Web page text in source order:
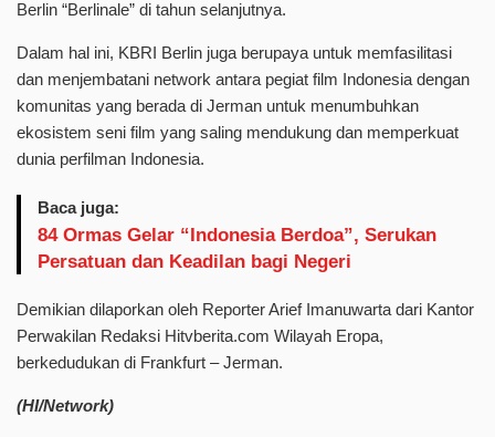
Berlin “Berlinale” di tahun selanjutnya.
Dalam hal ini, KBRI Berlin juga berupaya untuk memfasilitasi
dan menjembatani network antara pegiat film Indonesia dengan
komunitas yang berada di Jerman untuk menumbuhkan
ekosistem seni film yang saling mendukung dan memperkuat
dunia perfilman Indonesia.
Baca juga:
‎84 Ormas Gelar “Indonesia Berdoa”, Serukan
Persatuan dan Keadilan bagi Negeri
Demikian dilaporkan oleh Reporter Arief Imanuwarta dari Kantor
Perwakilan Redaksi Hitvberita.com Wilayah Eropa,
berkedudukan di Frankfurt – Jerman.
(HI/Network)